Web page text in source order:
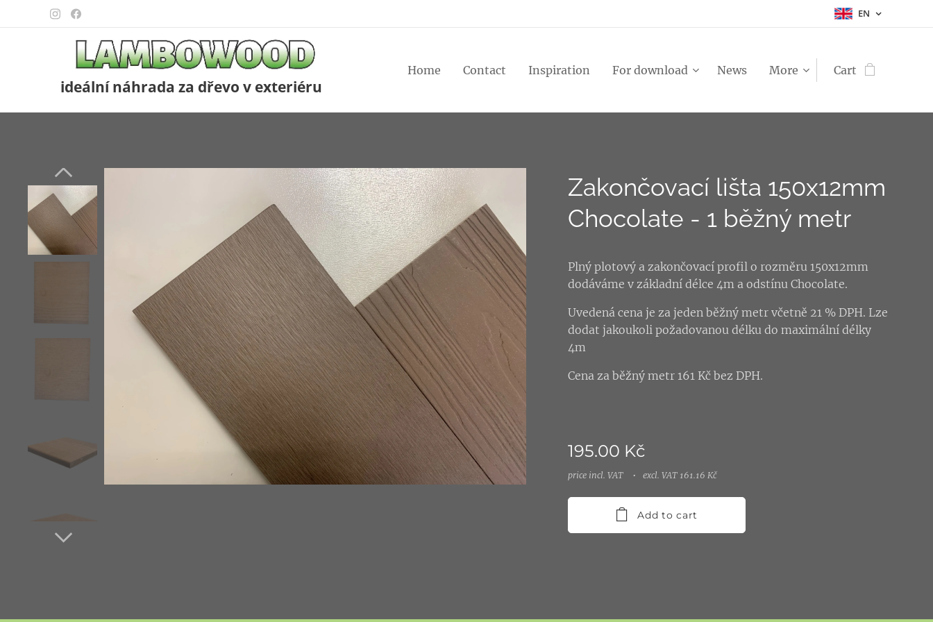
EN
ideální náhrada za dřevo v exteriéru
Home Contact Inspiration For download News More Cart
Zakončovací lišta 150x12mm
Chocolate - 1 běžný metr
Plný plotový a zakončovací profil o rozměru 150x12mm
dodáváme v základní délce 4m a odstínu Chocolate.
Uvedená cena je za jeden běžný metr včetně 21 % DPH. Lze
dodat jakoukoli požadovanou délku do maximální délky
4m
Cena za běžný metr 161 Kč bez DPH.
195.00 Kč
price incl. VAT excl. VAT 161.16 Kč
Add to cart